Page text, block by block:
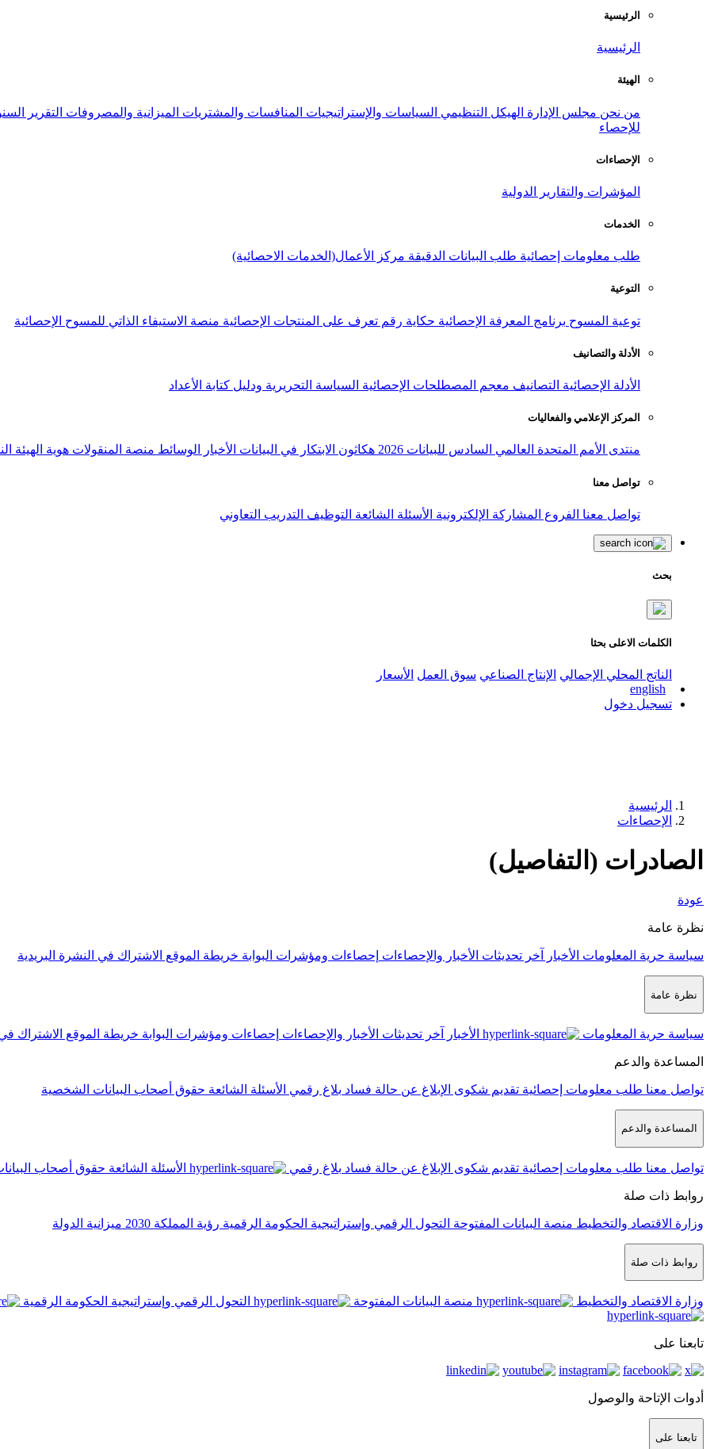
الرئيسية
الرئيسية
الهيئة
من نحن مجلس الإدارة الهيكل التنظيمي السياسات والإستراتيجيات المنافسات والمشتريات الميزانية والمصروفات التقرير
للإحصاء
الإحصاءات
المؤشرات والتقارير الدولية
الخدمات
طلب معلومات إحصائية طلب البيانات الدقيقة مركز الأعمال(الخدمات الاحصائية)
التوعية
توعية المسوح برنامج المعرفة الإحصائية حكاية رقم تعرف على المنتجات الإحصائية منصة الاستيفاء الذاتي للمسوح الإحصائية
الأدلة والتصانيف
الأدلة الإحصائية التصانيف معجم المصطلحات الإحصائية السياسة التحريرية ودليل كتابة الأعداد
المركز الإعلامي والفعاليات
منتدى الأمم المتحدة العالمي السادس للبيانات 2026 هكاثون الابتكار في البيانات الأخبار الوسائط منصة المنقولات هوية الهيئة
تواصل معنا
تواصل معنا الفروع المشاركة الإلكترونية الأسئلة الشائعة التوظيف التدريب التعاوني
بحث
الكلمات الاعلى بحثا
الناتج المحلي الإجمالي الإنتاج الصناعي سوق العمل الأسعار
english
تسجيل دخول
الرئيسية
الإحصاءات
الصادرات (التفاصيل)
عودة
نظرة عامة
سياسة حرية المعلومات الأخبار آخر تحديثات الأخبار والإحصاءات إحصاءات ومؤشرات البوابة خريطة الموقع الاشتراك في النشرة البريدية
نظرة عامة
سياسة حرية المعلومات الأخبار آخر تحديثات الأخبار والإحصاءات إحصاءات ومؤشرات البوابة خريطة الموقع الاشتراك
المساعدة والدعم
تواصل معنا طلب معلومات إحصائية تقديم شكوى الإبلاغ عن حالة فساد بلاغ رقمي الأسئلة الشائعة حقوق أصحاب البيانات الشخصية
المساعدة والدعم
تواصل معنا طلب معلومات إحصائية تقديم شكوى الإبلاغ عن حالة فساد بلاغ رقمي الأسئلة الشائعة حقوق أصحاب
روابط ذات صلة
وزارة الاقتصاد والتخطيط منصة البيانات المفتوحة التحول الرقمي وإستراتيجية الحكومة الرقمية رؤية المملكة 2030 ميزانية الدولة
روابط ذات صلة
وزارة الاقتصاد والتخطيط منصة البيانات المفتوحة التحول الرقمي وإستراتيجية الحكومة الرقمية
تابعنا على
أدوات الإتاحة والوصول
تابعنا على